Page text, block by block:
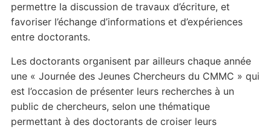
permettre la discussion de travaux d’écriture, et
favoriser l’échange d’informations et d’expériences
entre doctorants.
Les doctorants organisent par ailleurs chaque année
une « Journée des Jeunes Chercheurs du CMMC » qui
est l’occasion de présenter leurs recherches à un
public de chercheurs, selon une thématique
permettant à des doctorants de croiser leurs